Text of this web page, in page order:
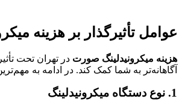
عوامل تأثیرگذار بر هزینه
هزینه میکرونیدلینگ صورت در تهران تحت
آگاهانه‌تر به شما کمک کند. در ادامه به
1. نوع دستگاه میکرونیدلینگ